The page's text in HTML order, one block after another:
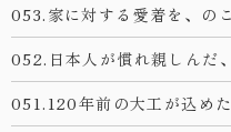
053.家に対する愛着を、の
052.日本人が慣れ親しんだ
051.120年前の大工が込めた